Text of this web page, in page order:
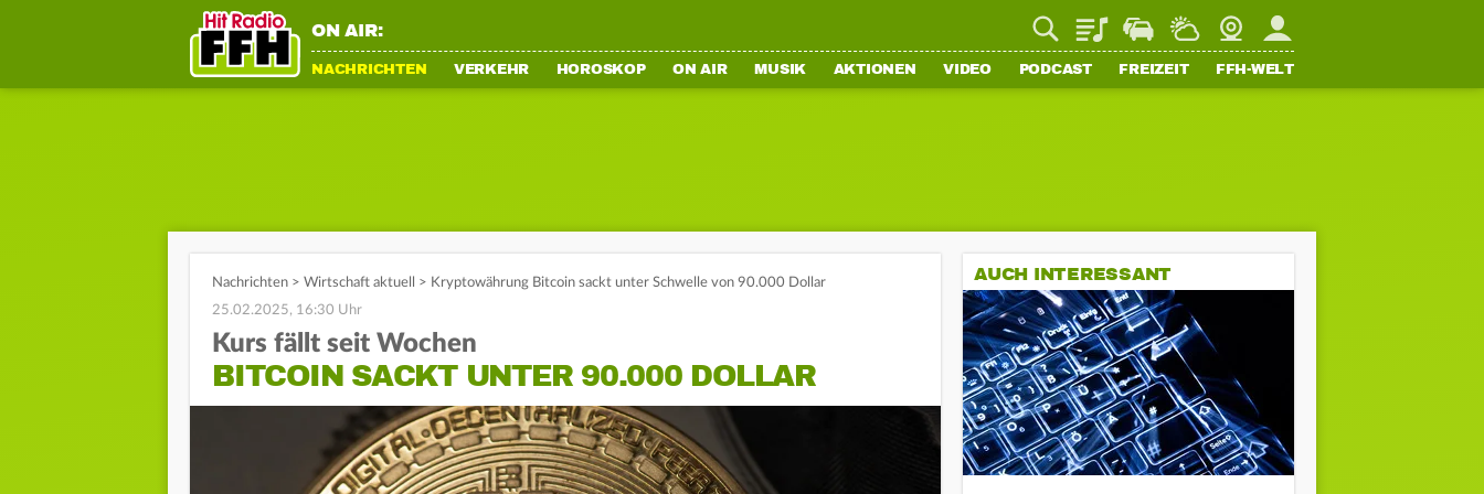
ON AIR: PlaylistStaupilotWetterWebcamMein FFH
NACHRICHTEN VERKEHR HOROSKOP ON AIR MUSIK AKTIONEN VIDEO PODCAST FREIZEIT FFH-WELT
Nachrichten > Wirtschaft aktuell > Kryptowährung Bitcoin sackt unter Schwelle von 90.000 Dollar
25.02.2025, 16:30 Uhr
Kurs fällt seit Wochen
BITCOIN SACKT UNTER 90.000 DOLLAR
AUCH INTERESSANT